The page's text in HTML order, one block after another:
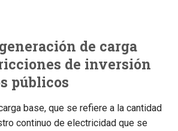
de carga
de inversión
públicos
base, que se refiere a la cantidad
continuo de electricidad que se